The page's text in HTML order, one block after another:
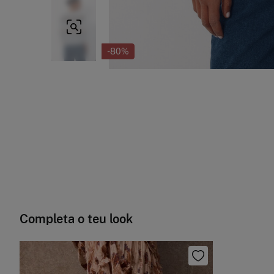
-80%
Completa o teu look